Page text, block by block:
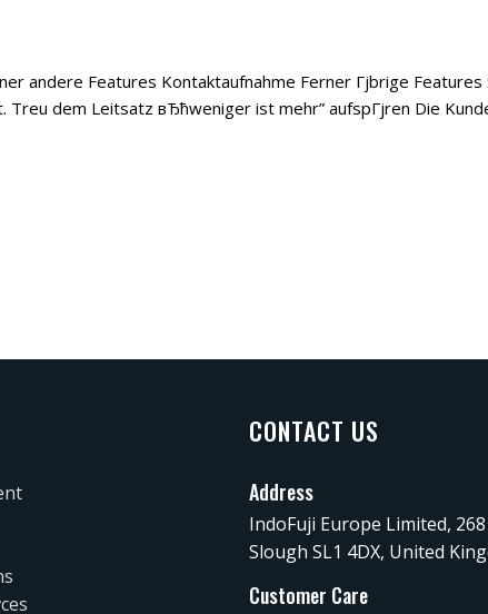
andere Features Kontaktaufnahme Ferner Гјbrige Features
dem Leitsatz вЂћweniger ist mehr” aufspГјren Die
CONTACT US
Address
IndoFuji Europe Limited,
Slough SL1 4DX, United
Customer Care